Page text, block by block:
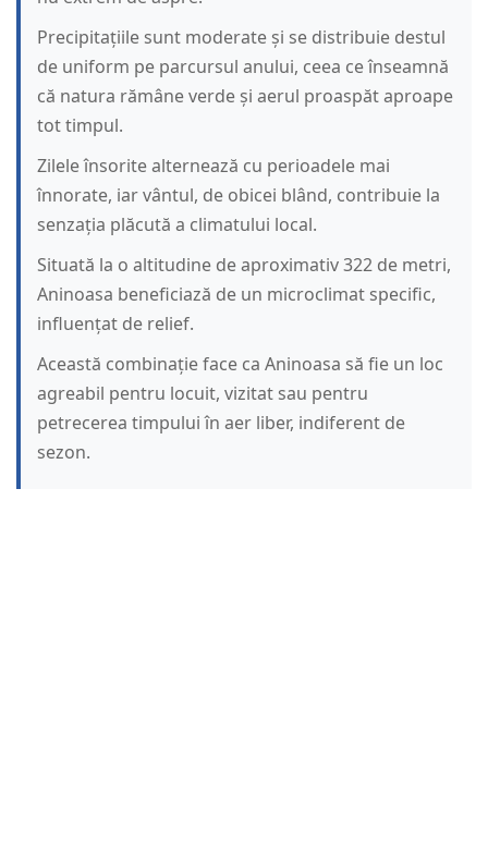
Precipitațiile sunt moderate și se distribuie destul
de uniform pe parcursul anului, ceea ce înseamnă
că natura rămâne verde și aerul proaspăt aproape
tot timpul.
Zilele însorite alternează cu perioadele mai
înnorate, iar vântul, de obicei blând, contribuie la
senzația plăcută a climatului local.
Situată la o altitudine de aproximativ 322 de metri,
Aninoasa beneficiază de un microclimat specific,
influențat de relief.
Această combinație face ca Aninoasa să fie un loc
agreabil pentru locuit, vizitat sau pentru
petrecerea timpului în aer liber, indiferent de
sezon.